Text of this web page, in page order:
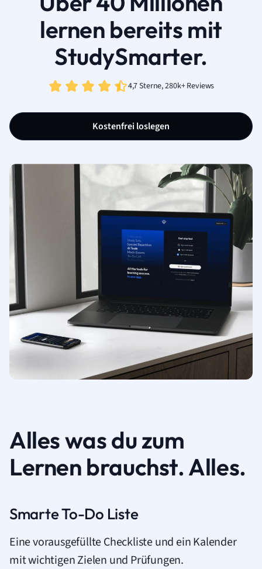
lernen bereits mit
StudySmarter.
4,7 Sterne, 280k+ Reviews
Kostenfrei loslegen
Alles was du zum
Lernen brauchst. Alles.
Smarte To-Do Liste
Eine vorausgefüllte Checkliste und ein Kalender
mit wichtigen Zielen und Prüfungen.